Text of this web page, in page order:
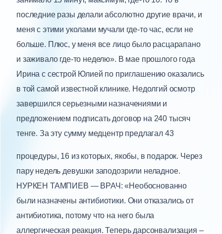
последние разы делали абсолютно другие врачи, и
меня с этими уколами мучали где-то час, если не
больше. Плюс, у меня все лицо было расцарапано
и заживало где-то неделю». В мае прошлого года
Ирина с сестрой Юлией по приглашению оказались
в той самой известной клинике. Недолгий осмотр
завершился серьезными назначениями и
предложением подписать договор на 240 тысяч
тенге. За эту сумму медцентр предлагал 43
процедуры, 16 из которых, якобы, в подарок. Через
пару недель девушки заподозрили неладное.
НУРКЕН ТАМПИЕВ — ВРАЧ: «Необоснованно
были назначены антибиотики. Они отказались от
антибиотика, потому что на него была
аллергическая реакция. Теперь дарсонвализация –